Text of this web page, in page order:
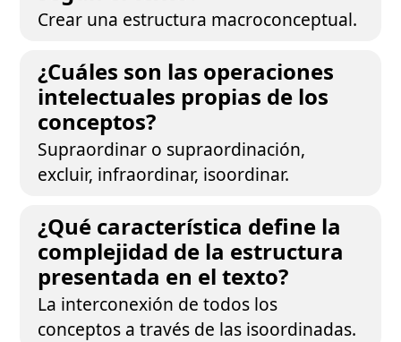
Crear una estructura macroconceptual.
¿Cuáles son las operaciones
intelectuales propias de los
conceptos?
Supraordinar o supraordinación,
excluir, infraordinar, isoordinar.
¿Qué característica define la
complejidad de la estructura
presentada en el texto?
La interconexión de todos los
conceptos a través de las isoordinadas.